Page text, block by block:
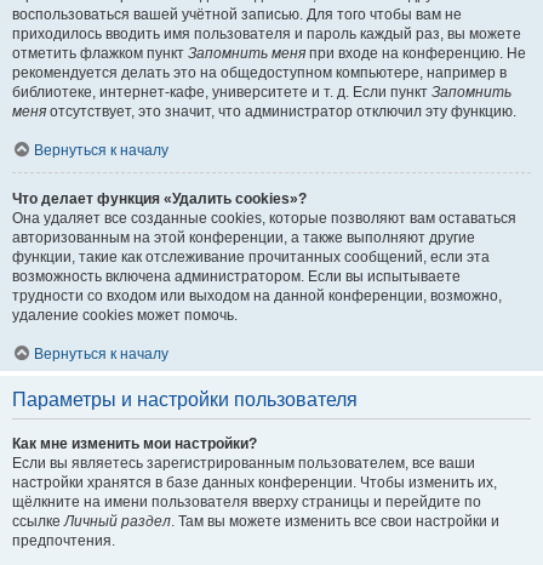
воспользоваться вашей учётной записью. Для того чтобы вам не
приходилось вводить имя пользователя и пароль каждый раз, вы можете
отметить флажком пункт Запомнить меня при входе на конференцию. Не
рекомендуется делать это на общедоступном компьютере, например в
библиотеке, интернет-кафе, университете и т. д. Если пункт Запомнить
меня отсутствует, это значит, что администратор отключил эту функцию.
Вернуться к началу
Что делает функция «Удалить cookies»?
Она удаляет все созданные cookies, которые позволяют вам оставаться
авторизованным на этой конференции, а также выполняют другие
функции, такие как отслеживание прочитанных сообщений, если эта
возможность включена администратором. Если вы испытываете
трудности со входом или выходом на данной конференции, возможно,
удаление cookies может помочь.
Вернуться к началу
Параметры и настройки пользователя
Как мне изменить мои настройки?
Если вы являетесь зарегистрированным пользователем, все ваши
настройки хранятся в базе данных конференции. Чтобы изменить их,
щёлкните на имени пользователя вверху страницы и перейдите по
ссылкеЛичный раздел. Там вы можете изменить все свои настройки и
предпочтения.